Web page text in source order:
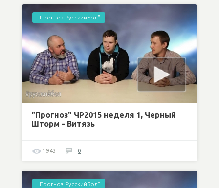
"Прогноз РусскийБол"
"Прогноз" ЧР2015 неделя 1, Черный
Шторм - Витязь
1943 0
"Прогноз РусскийБол"